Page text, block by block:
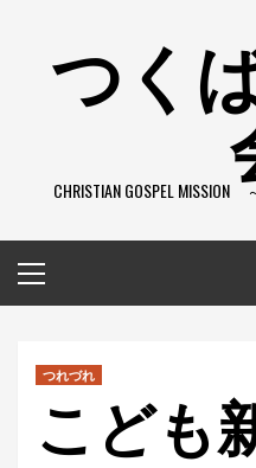
つく
CHRISTIAN GOSPEL
イ
ン
つれづれ
こども